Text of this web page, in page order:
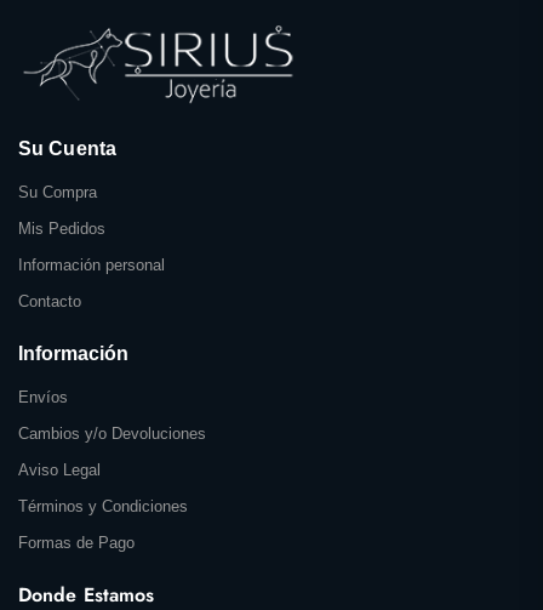
Su Cuenta
Su Compra
Mis Pedidos
Información personal
Contacto
Información
Envíos
Cambios y/o Devoluciones
Aviso Legal
Términos y Condiciones
Formas de Pago
Donde Estamos